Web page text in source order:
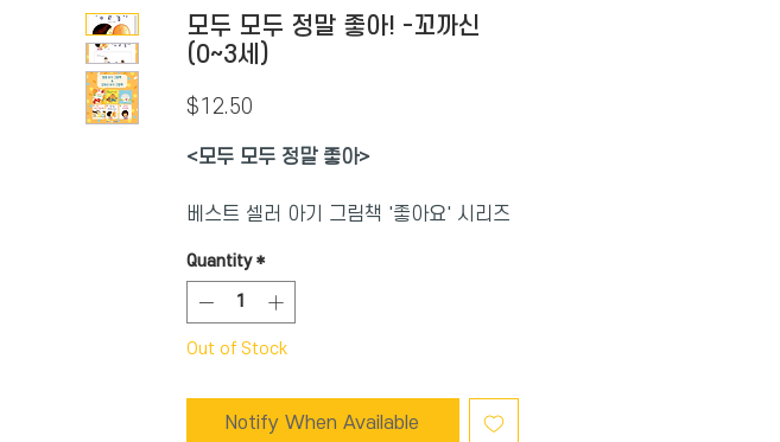
모두 모두 정말 좋아! -꼬까신
(0~3세)
$12.50Price
<모두 모두 정말 좋아>
베스트 셀러 아기 그림책 '좋아요' 시리즈
아이가 자기 주변의 여러 가지 사물과 친
구들, 환경에 대한 애정이 커지고
긍정적인 아이로 자라게 도와 주는 그림책
이지요.
Quantity *
Out of Stock
Notify When Available